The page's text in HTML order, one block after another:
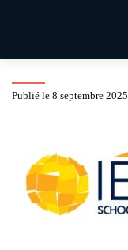
Publié le 8 septembre 2025